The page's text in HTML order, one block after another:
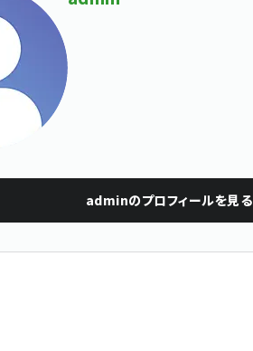
adminのプロフィールを見る